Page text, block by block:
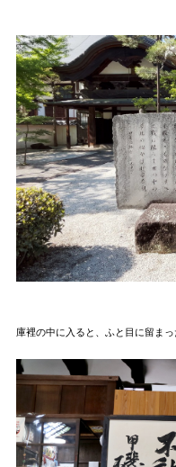
庫裡の中に入ると、ふと目に留ま